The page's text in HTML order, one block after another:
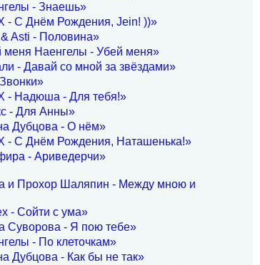
- Знаешь»
- С Днём Рождения, Jein! ))»
Asti - Половина»
меня Наенгелы - Убей меня»
- Давай со мной за звёздами»
- Надюша - Для тебя!»
- Для Анны»
Дубцова - О нём»
- С Днём Рождения, Наташенька!»
- Ариведерчи»
и Прохор Шаляпин - Между мною и
- Сойти с ума»
Суворова - Я пою тебе»
- По клеточкам»
Дубцова - Как бы не так»